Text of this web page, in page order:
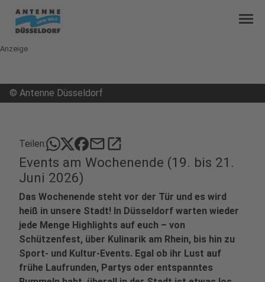
menu
Anzeige
© Antenne Düsseldorf
Teilen: mailopen_in_new
Events am Wochenende (19. bis 21.
Juni 2026)
Das Wochenende steht vor der Tür und es wird
heiß in unsere Stadt! In Düsseldorf warten wieder
jede Menge Highlights auf euch – von
Schützenfest, über Kulinarik am Rhein, bis hin zu
Sport- und Kultur-Events. Egal ob ihr Lust auf
frühe Laufrunden, Partys oder entspanntes